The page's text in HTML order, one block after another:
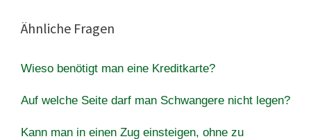
Ähnliche Fragen
Wieso benötigt man eine Kreditkarte?
Auf welche Seite darf man Schwangere nicht legen?
Kann man in einen Zug einsteigen, ohne zu